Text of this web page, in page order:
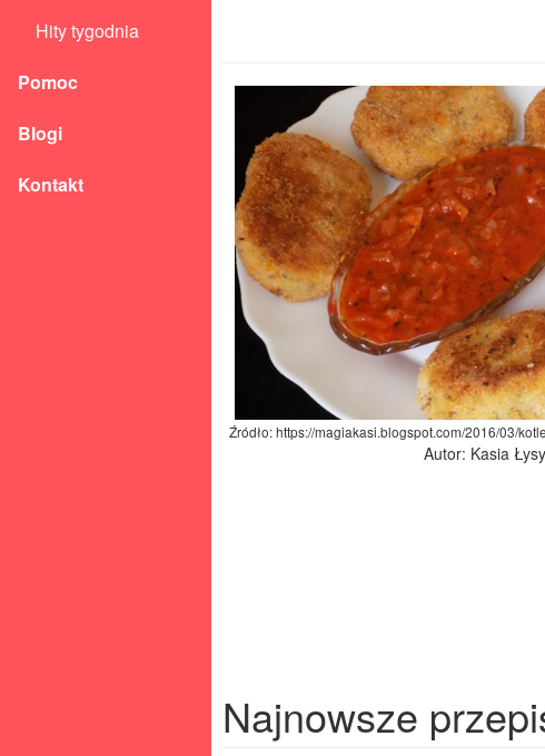
Hity tygodnia
Pomoc
Blogi
Kontakt
Źródło: https://magiakasi.blogspot.com/2016/03/
Autor: Kasia Łysy
Najnowsze